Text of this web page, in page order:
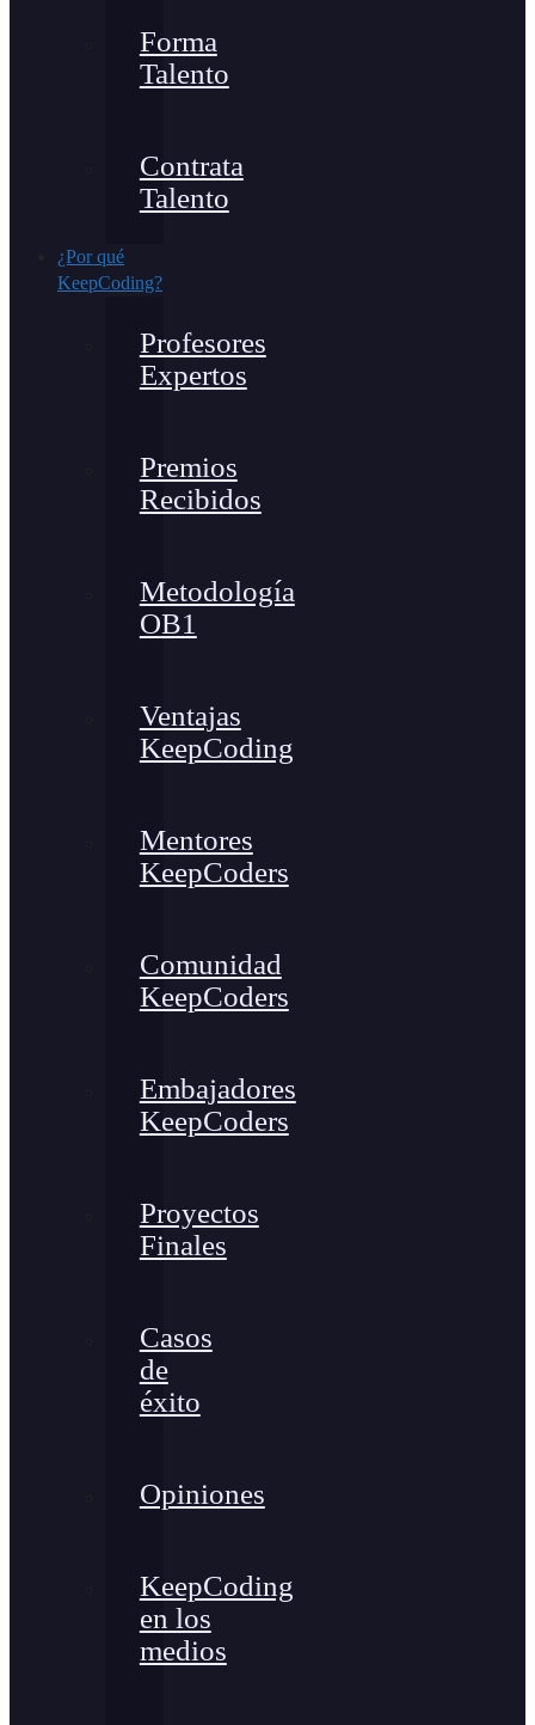
Forma
Talento
Contrata
Talento
¿Por qué
KeepCoding?
Profesores
Expertos
Premios
Recibidos
Metodología
OB1
Ventajas
KeepCoding
Mentores
KeepCoders
Comunidad
KeepCoders
Embajadores
KeepCoders
Proyectos
Finales
Casos
de
éxito
Opiniones
KeepCoding
en los
medios